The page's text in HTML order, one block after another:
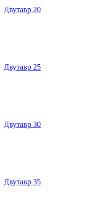
Двутавр 20
Двутавр 25
Двутавр 30
Двутавр 35